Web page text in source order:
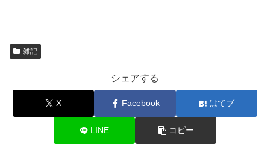
雑記
シェアする
X Facebook はてブ
LINE コピー